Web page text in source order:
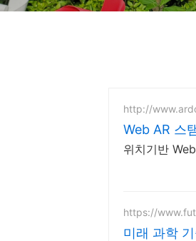
http://
Web AR 스
위치기반
https://
미래 과학